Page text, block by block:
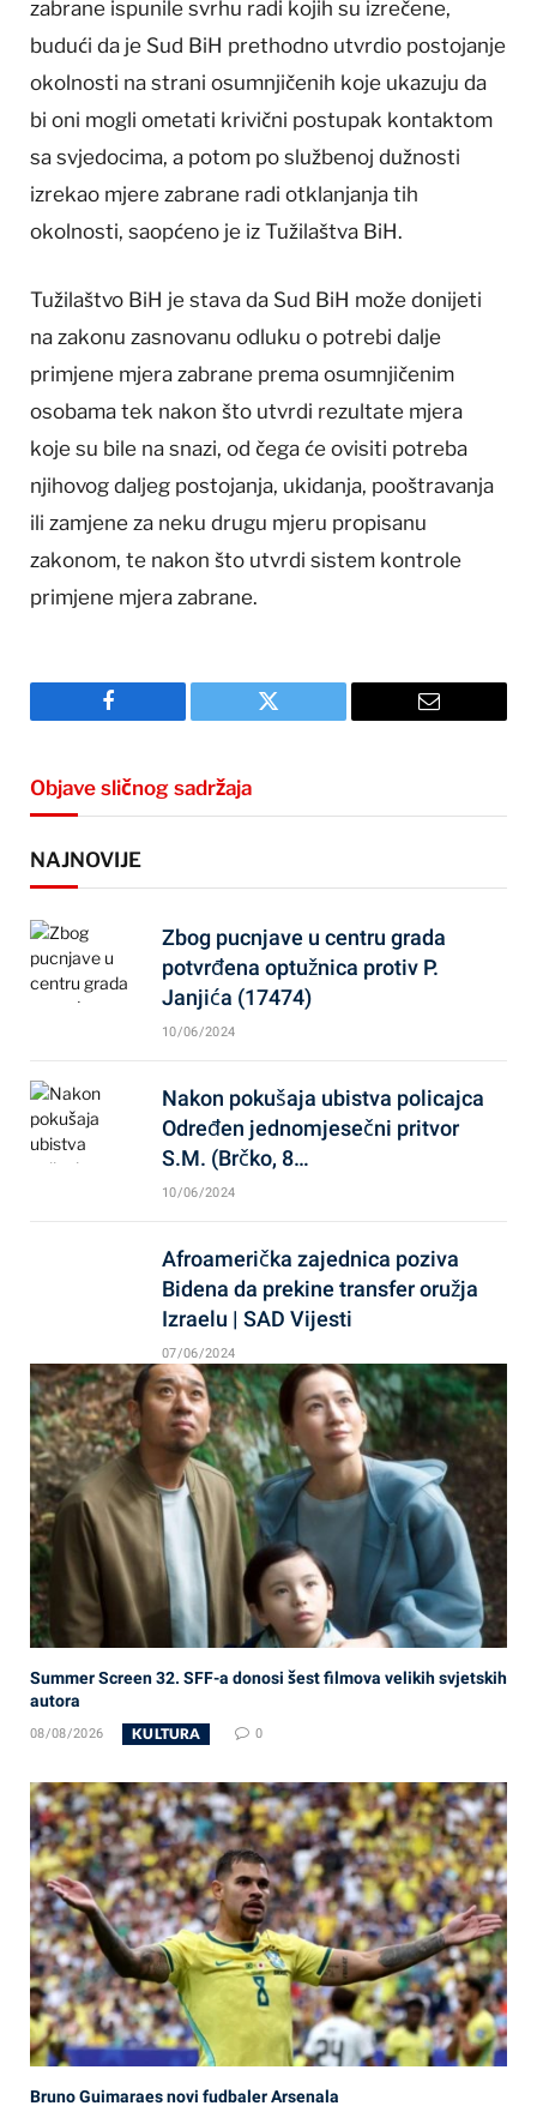
zabrane ispunile svrhu radi kojih su izrečene,
budući da je Sud BiH prethodno utvrdio postojanje
okolnosti na strani osumnjičenih koje ukazuju da
bi oni mogli ometati krivični postupak kontaktom
sa svjedocima, a potom po službenoj dužnosti
izrekao mjere zabrane radi otklanjanja tih
okolnosti, saopćeno je iz Tužilaštva BiH.
Tužilaštvo BiH je stava da Sud BiH može donijeti
na zakonu zasnovanu odluku o potrebi dalje
primjene mjera zabrane prema osumnjičenim
osobama tek nakon što utvrdi rezultate mjera
koje su bile na snazi, od čega će ovisiti potreba
njihovog daljeg postojanja, ukidanja, pooštravanja
ili zamjene za neku drugu mjeru propisanu
zakonom, te nakon što utvrdi sistem kontrole
primjene mjera zabrane.
Facebook Twitter Email
Objave sličnog sadržaja
NAJNOVIJE
Zbog pucnjave u centru grada
potvrđena optužnica protiv P.
Janjića (17474)
10/06/2024
Nakon pokušaja ubistva policajca
Određen jednomjesečni pritvor
S.M. (Brčko, 8…
10/06/2024
Afroamerička zajednica poziva
Bidena da prekine transfer oružja
Izraelu | SAD Vijesti
07/06/2024
Summer Screen 32. SFF-a donosi šest filmova velikih svjetskih
autora
08/08/2026 KULTURA 0
Bruno Guimaraes novi fudbaler Arsenala